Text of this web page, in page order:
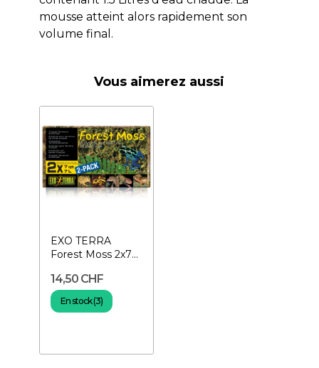
mousse atteint alors rapidement son
volume final.
Vous aimerez aussi
EXO TERRA
Forest Moss 2x7
terrarium
14,50 CHF
En stock (3)